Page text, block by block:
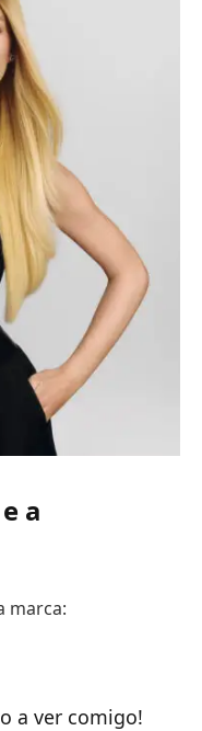
a
marca:
a ver comigo!